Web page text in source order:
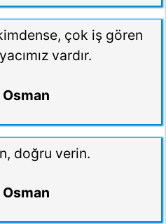
çok iş gören
vardır.
Osman
doğru verin.
Osman